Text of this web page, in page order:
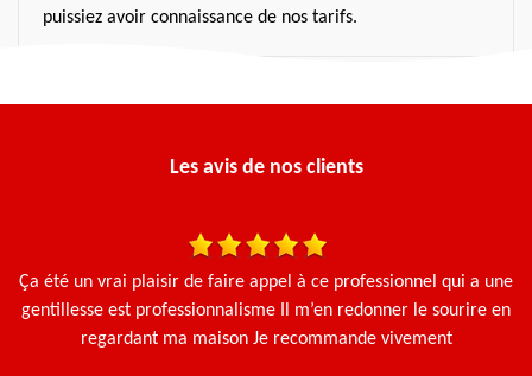
puissiez avoir connaissance de nos tarifs.
Les avis de nos clients
Ça été un vrai plaisir de faire appel à ce professionnel qui a une
gentillesse est professionnalisme Il m’en redonner le sourire en
regardant ma maison Je recommande vivement